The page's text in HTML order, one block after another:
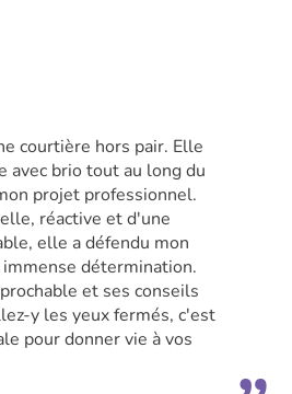
courtière hors pair. Elle
avec brio tout au long du
projet professionnel.
réactive et d'une
elle a défendu mon
détermination.
et ses conseils
y les yeux fermés, c'est
pour donner vie à vos